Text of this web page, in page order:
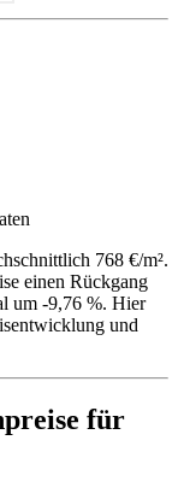
768 €/m².
einen Rückgang
um -9,76 %. Hier
und
für